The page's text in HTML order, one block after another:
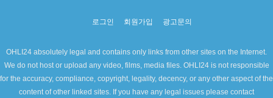
로그인 회원가입 광고문의
OHLI24 absolutely legal and contains only links from other sites on the Internet.
We do not host or upload any video, films, media files. OHLI24 is not responsible
for the accuracy, compliance, copyright, legality, decency, or any other aspect of the
content of other linked sites. If you have any legal issues please contact